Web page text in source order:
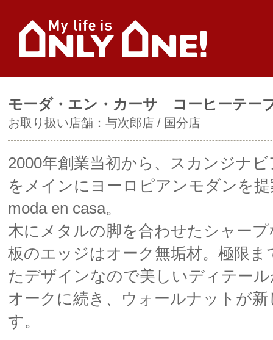
モーダ・エン・カーサ コーヒーテー
お取り扱い店舗： 与次郎店 国分店
2000年創業当初から、スカンジナ
をメインにヨーロピアンモダンを
moda en casa。
木にメタルの脚を合わせたシャー
板のエッジはオーク無垢材。極限
たデザインなので美しいディテー
オークに続き、ウォールナットが
す。